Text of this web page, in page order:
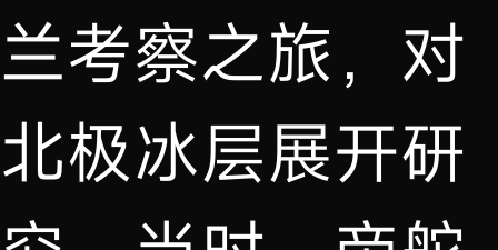
兰考察之旅，对
北极冰层展开研